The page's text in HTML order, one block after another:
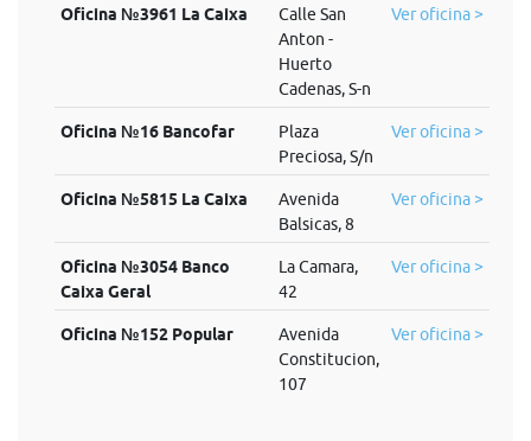
Oficina №3961 La Caixa
Calle San
Anton -
Huerto
Cadenas, S-n
Ver oficina >
Oficina №16 Bancofar
Plaza
Preciosa, S/n
Ver oficina >
Oficina №5815 La Caixa
Avenida
Balsicas, 8
Ver oficina >
Oficina №3054 Banco
Caixa Geral
La Camara,
42
Ver oficina >
Oficina №152 Popular
Avenida
Constitucion,
107
Ver oficina >